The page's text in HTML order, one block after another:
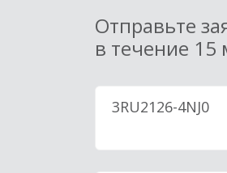
Отправьте
в течение 15